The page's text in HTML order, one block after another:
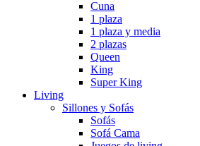
Cuna
1 plaza
1 plaza y media
2 plazas
Queen
King
Super King
Living
Sillones y Sofás
Sofás
Sofá Cama